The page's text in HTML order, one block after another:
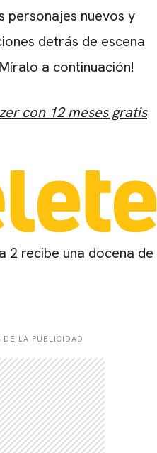
personajes nuevos y
detrás de escena
a continuación!
con 12 meses gratis
2 recibe una docena de
DE LA PUBLICIDAD